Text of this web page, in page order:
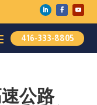
416-333-8805
公路